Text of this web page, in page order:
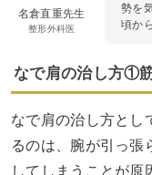
名倉直重先生
整形外科医
勢を
頃か
なで肩の治し方①
なで肩の治し方とし
るのは、腕が引っ張
してしまうことが原